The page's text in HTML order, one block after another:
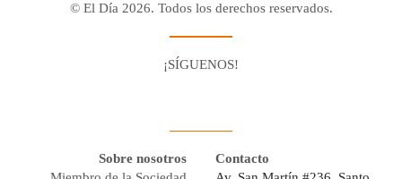
© El Día 2026. Todos los derechos reservados.
¡SÍGUENOS!
Sobre nosotros
Contacto